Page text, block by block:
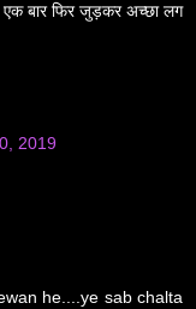
एक बार फि‍र जुड़कर अच्‍छा लग
2019
he....ye sab chalta